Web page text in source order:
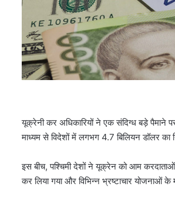
यूक्रेनी कर अधिकारियों ने एक संदिग्ध बड़े पैमाने
माध्यम से विदेशों में लगभग 4.7 बिलियन डॉलर का
इस बीच, पश्चिमी देशों ने यूक्रेन को आम करदाताओं
कर लिया गया और विभिन्न भ्रष्टाचार योजनाओं